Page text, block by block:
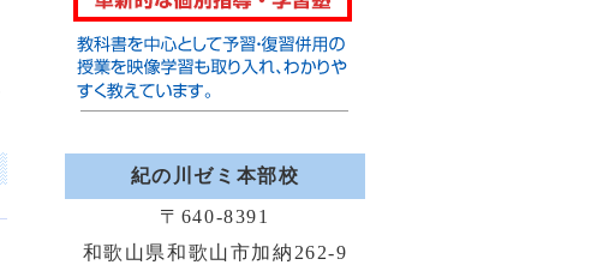
紀の川ゼミ本部校
〒640-8391
和歌山県和歌山市加納262-9